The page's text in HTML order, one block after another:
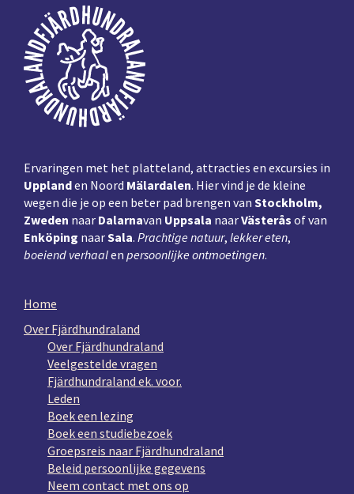
Voettekst
Ervaringen met het platteland, attracties en excursies in
Upplanden Noord Mälardalen. Hier vind je de kleine
wegen die je op een beter pad brengen van Stockholm,
Zweden naar Dalarnavan Uppsala naarVästerås of van
Enköping naarSala. Prachtige natuur, lekker eten,
boeiend verhaalen persoonlijke ontmoetingen.
Home
Over Fjärdhundraland
Over Fjärdhundraland
Veelgestelde vragen
Fjärdhundraland ek. voor.
Leden
Boek een lezing
Boek een studiebezoek
Groepsreis naar Fjärdhundraland
Beleid persoonlijke gegevens
Neem contact met ons op